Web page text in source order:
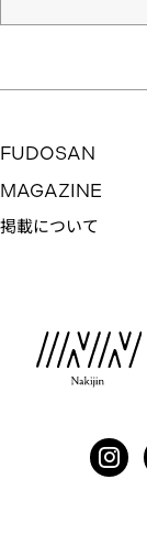
FUDOSAN
MAGAZINE
掲載について